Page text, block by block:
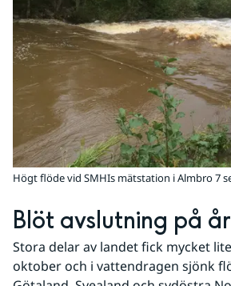
Högt flöde vid SMHIs mätstation i Almbro 7
Blöt avslutning på
Stora delar av landet fick mycket
oktober och i vattendragen sjönk